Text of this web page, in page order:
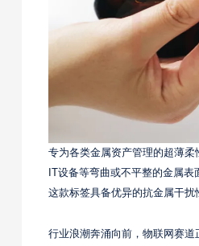
专为各类金属资产管理的超薄
IT设备等弯曲或不平整的金属表
这款标签具备优异的抗金属干扰
行业浪潮奔涌向前，物联网赛